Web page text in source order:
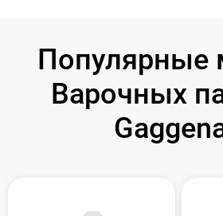
Популярные
Варочных